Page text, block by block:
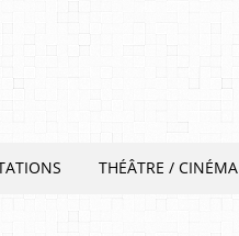
THÉÂTRE / CINÉMA